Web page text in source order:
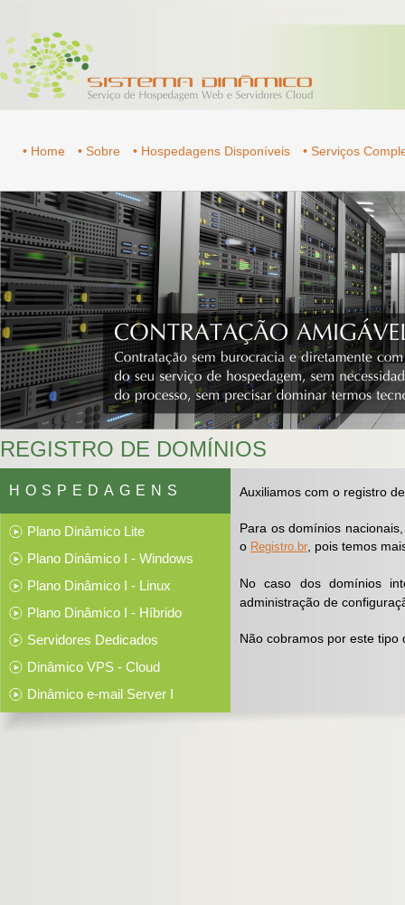
• Home • Sobre • Hospedagens Disponíveis • Serviços
REGISTRO DE DOMÍNIOS
HOSPEDAGENS
Plano Dinâmico Lite
Plano Dinâmico I - Windows
Plano Dinâmico I - Linux
Plano Dinâmico I - Híbrido
Servidores Dedicados
Dinâmico VPS - Cloud
Dinâmico e-mail Server I
Auxiliamos com o registro
Para os domínios
o Registro.br , pois temos
No caso dos domínios
administração de
Não cobramos por este tipo